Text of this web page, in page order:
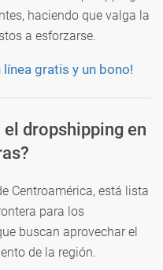
haciendo que valga la
a esforzarse.
línea gratis y un bono!
dropshipping en
Centroamérica, está lista
para los
buscan aprovechar el
de la región.